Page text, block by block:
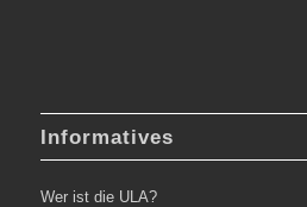
Informatives
Wer ist die ULA?